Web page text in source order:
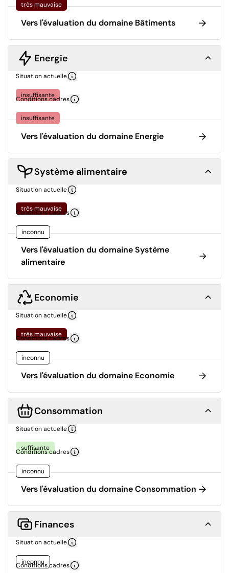
très mauvaise
Vers l'évaluation du domaine Bâtiments
Energie
Situation actuelle
insuffisante
Conditions cadres
insuffisante
Vers l'évaluation du domaine Energie
Système alimentaire
Situation actuelle
très mauvaise
Conditions cadres
inconnu
Vers l'évaluation du domaine Système
alimentaire
Economie
Situation actuelle
très mauvaise
Conditions cadres
inconnu
Vers l'évaluation du domaine Economie
Consommation
Situation actuelle
suffisante
Conditions cadres
inconnu
Vers l'évaluation du domaine Consommation
Finances
Situation actuelle
inconnu
Conditions cadres